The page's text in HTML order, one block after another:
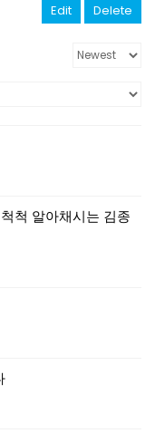
Edit Delete
척 알아채시는 김종